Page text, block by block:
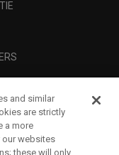
and similar
are strictly
a more
our websites
these will only